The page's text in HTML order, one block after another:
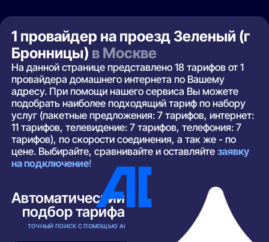
1 провайдер на проезд Зеленый (г
Бронницы) в Москве
На данной странице представлено 18 тарифов от 1
провайдера домашнего интернета по Вашему
адресу. При помощи нашего сервиса Вы можете
подобрать наиболее подходящий тариф по набору
услуг (пакетные предложения: 7 тарифов, интернет:
11 тарифов, телевидение: 7 тарифов, телефония: 7
тарифов), по скорости соединения, а так же - по
цене. Выбирайте, сравнивайте и оставляйтезаявку
на подключение!
Автоматический
подбор тарифа
ТОЧНЫЙ ПОИСК С ПОМОЩЬЮ AI